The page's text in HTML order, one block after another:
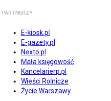
PARTNERZY
E-kiosk.pl
E-gazety.pl
Nexto.pl
Mała księgowość
Kancelarierp.pl
Wieści Rolnicze
Życie Warszawy